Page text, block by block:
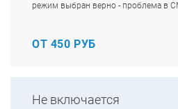
режим выбран верно - проблема в
ОТ 450 РУБ
Не включается